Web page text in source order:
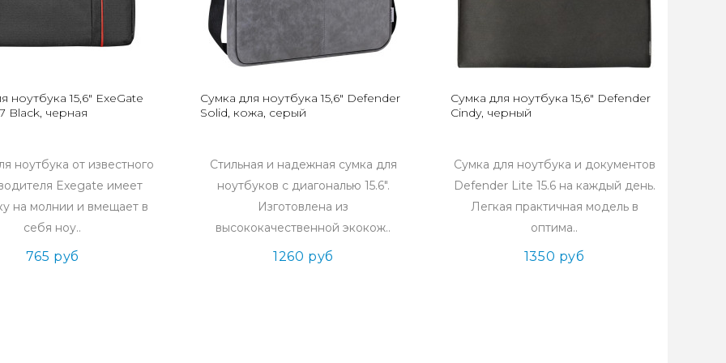
ноутбука 15,6" ExeGate
Black, черная
ноутбука от известного
Exegate имеет
на молнии и вмещает в
себя ноу..
765 руб
Сумка для ноутбука 15,6" Defender
Solid, кожа, серый
Стильная и надежная сумка для
ноутбуков с диагональю 15.6".
Изготовлена из
высококачественной экокож..
1260 руб
Сумка для ноутбука 15,6" Defender
Cindy, черный
Cумка для ноутбука и документов
Defender Lite 15.6 на каждый день.
Легкая практичная модель в
оптима..
1350 руб